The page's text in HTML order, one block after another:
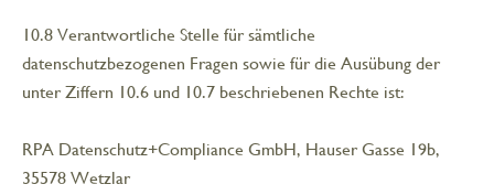
10.8 Verantwortliche Stelle für sämtliche
datenschutzbezogenen Fragen sowie für die Ausübung der
unter Ziffern 10.6 und 10.7 beschriebenen Rechte ist:
RPA Datenschutz+Compliance GmbH, Hauser Gasse 19b,
35578 Wetzlar